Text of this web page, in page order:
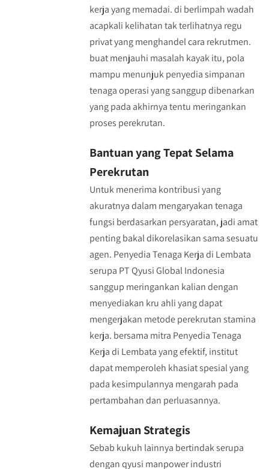
kerja yang memadai. di berlimpah wadah
acapkali kelihatan tak terlihatnya regu
privat yang menghandel cara rekrutmen.
buat menjauhi masalah kayak itu, pola
mampu menunjuk penyedia simpanan
tenaga operasi yang sanggup dibenarkan
yang pada akhirnya tentu meringankan
proses perekrutan.
Bantuan yang Tepat Selama
Perekrutan
Untuk menerima kontribusi yang
akuratnya dalam mengaryakan tenaga
fungsi berdasarkan persyaratan, jadi amat
penting bakal dikorelasikan sama sesuatu
agen. Penyedia Tenaga Kerja di Lembata
serupa PT Qyusi Global Indonesia
sanggup meringankan kalian dengan
menyediakan kru ahli yang dapat
mengerjakan metode perekrutan stamina
kerja. bersama mitra Penyedia Tenaga
Kerja di Lembata yang efektif, institut
dapat memperoleh khasiat spesial yang
pada kesimpulannya mengarah pada
pertambahan dan perluasannya.
Kemajuan Strategis
Sebab kukuh lainnya bertindak serupa
dengan qyusi manpower industri